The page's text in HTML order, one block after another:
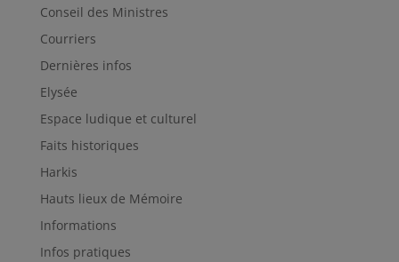
Conseil des Ministres
Courriers
Dernières infos
Elysée
Espace ludique et culturel
Faits historiques
Harkis
Hauts lieux de Mémoire
Informations
Infos pratiques